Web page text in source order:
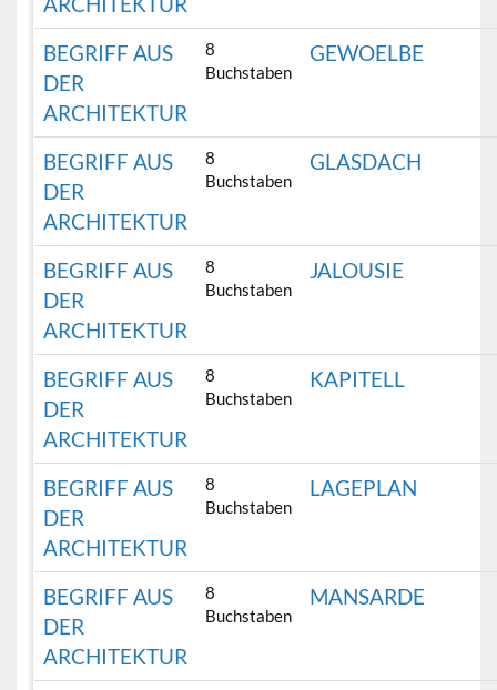
BEGRIFF AUS
DER
ARCHITEKTUR
8
Buchstaben
GEWOELBE
BEGRIFF AUS
DER
ARCHITEKTUR
8
Buchstaben
GLASDACH
BEGRIFF AUS
DER
ARCHITEKTUR
8
Buchstaben
JALOUSIE
BEGRIFF AUS
DER
ARCHITEKTUR
8
Buchstaben
KAPITELL
BEGRIFF AUS
DER
ARCHITEKTUR
8
Buchstaben
LAGEPLAN
BEGRIFF AUS
DER
ARCHITEKTUR
8
Buchstaben
MANSARDE